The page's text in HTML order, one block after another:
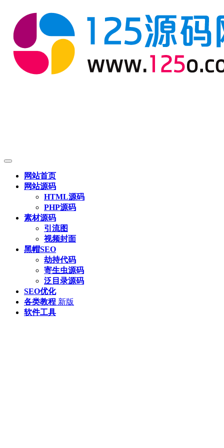
网站首页
网站源码
HTML源码
PHP源码
素材源码
引流图
视频封面
黑帽SEO
劫持代码
寄生虫源码
泛目录源码
SEO优化
各类教程 新版
软件工具